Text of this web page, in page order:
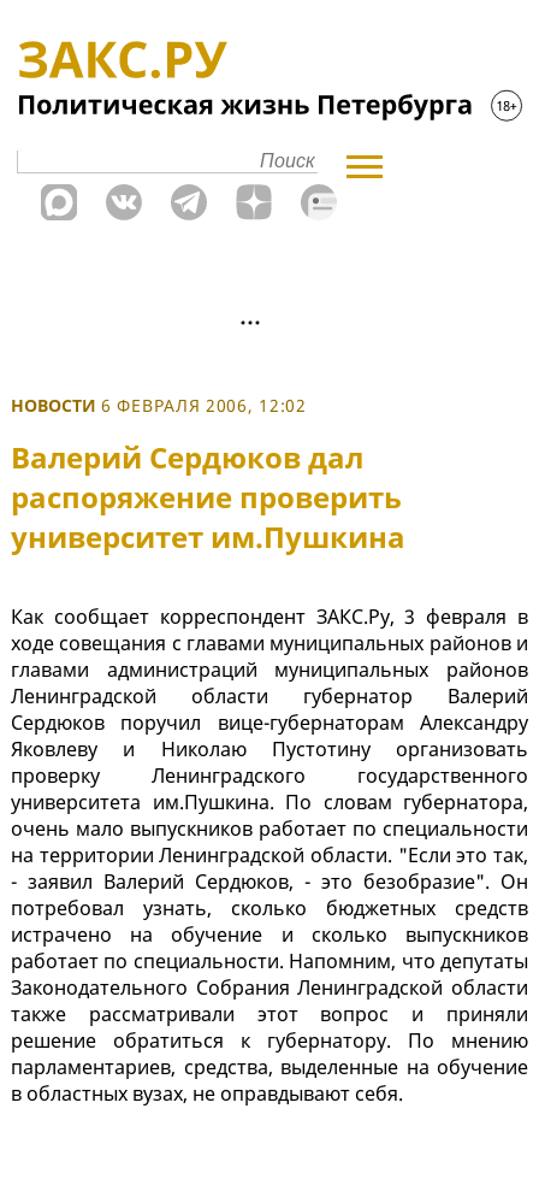
НОВОСТИ 6 ФЕВРАЛЯ 2006, 12:02
Валерий Сердюков дал
распоряжение проверить
университет им.Пушкина
Как сообщает корреспондент ЗАКС.Ру, 3 февраля в
ходе совещания с главами муниципальных районов и
главами администраций муниципальных районов
Ленинградской области губернатор Валерий
Сердюков поручил вице-губернаторам Александру
Яковлеву и Николаю Пустотину организовать
проверку Ленинградского государственного
университета им.Пушкина. По словам губернатора,
очень мало выпускников работает по специальности
на территории Ленинградской области. "Если это так,
- заявил Валерий Сердюков, - это безобразие". Он
потребовал узнать, сколько бюджетных средств
истрачено на обучение и сколько выпускников
работает по специальности. Напомним, что депутаты
Законодательного Собрания Ленинградской области
также рассматривали этот вопрос и приняли
решение обратиться к губернатору. По мнению
парламентариев, средства, выделенные на обучение
в областных вузах, не оправдывают себя.